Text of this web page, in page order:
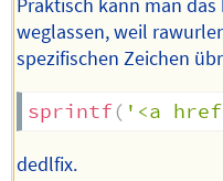
Praktisch kann man
weglassen, weil
spezifischen Zeichen
sprintf( '<a
dedlfix.